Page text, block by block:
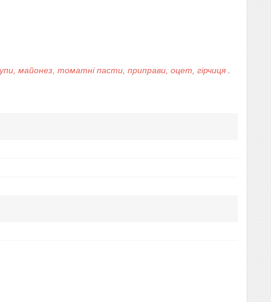
майонез, томатні пасти, приправи, оцет, гірчиця